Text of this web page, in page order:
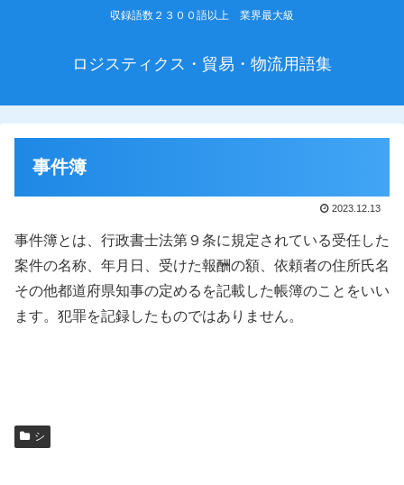
収録語数２３００語以上 業界最大級
ロジスティクス・貿易・物流用語集
事件簿
2023.12.13
事件簿とは、行政書士法第９条に規定されている受任した
案件の名称、年月日、受けた報酬の額、依頼者の住所氏名
その他都道府県知事の定めるを記載した帳簿のことをいい
ます。犯罪を記録したものではありません。
シ